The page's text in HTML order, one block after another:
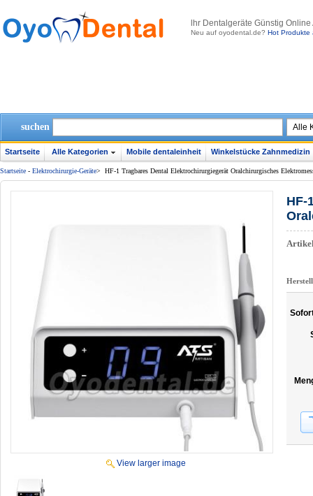
lhr Dentalgeräte Günstig
Neu auf oyodental.de? Hot Produkte
suchen
Startseite Alle Kategorien Mobile dentaleinheit Winkelstücke Zahnmedizin
Startseite - Elektrochirurgie-Geräte> HF-1 Tragbares Dental Elektrochirurgiegerät Oralchirurgisches
View larger image
HF-